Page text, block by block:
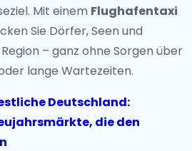
Mit einem Flughafentaxi
Sie Dörfer, Seen und
– ganz ohne Sorgen über
lange Wartezeiten.
Deutschland:
die den